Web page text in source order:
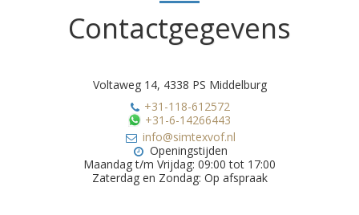
Contactgegevens
Voltaweg 14, 4338 PS Middelburg
+31-118-612572
+31-6-14266443
info@simtexvof.nl
Openingstijden
Maandag t/m Vrijdag: 09:00 tot 17:00
Zaterdag en Zondag: Op afspraak